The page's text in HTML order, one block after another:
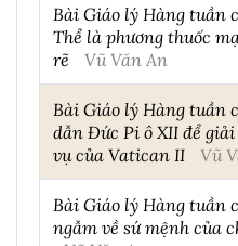
Bài Giáo lý Hàng tuần
Thể là phương thuốc
rẽ
Vũ Văn An
Bài Giáo lý Hàng tuần
dẫn Đức Pi ô XII để
vụ của Vatican II
Vũ
Bài Giáo lý Hàng tuần
ngẫm về sứ mệnh của